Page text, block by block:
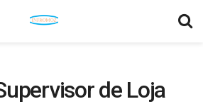
de Loja